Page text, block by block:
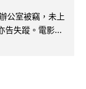
公室被竊，未上
告失蹤。電影...